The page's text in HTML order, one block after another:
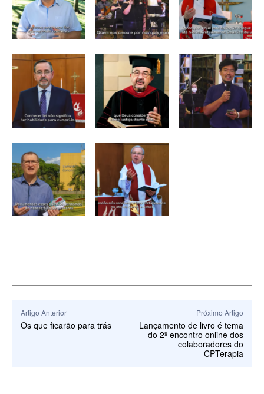
Artigo Anterior
Os que ficarão para trás
Próximo Artigo
Lançamento de livro é tema
do 2º encontro online dos
colaboradores do
CPTerapia